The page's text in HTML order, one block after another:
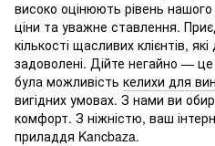
високо оцінюють рівень
ціни та уважне ставлення.
кількості щасливих клієнтів,
задоволені. Дійте негайно —
була можливість келихи для
вигідних умовах. З нами ви
комфорт. З ніжністю, ваш
приладдя Kancbaza.